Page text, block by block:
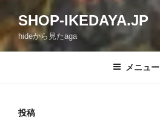
SHOP-IKEDAYA.JP
hideから見たaga
メニュー
投稿